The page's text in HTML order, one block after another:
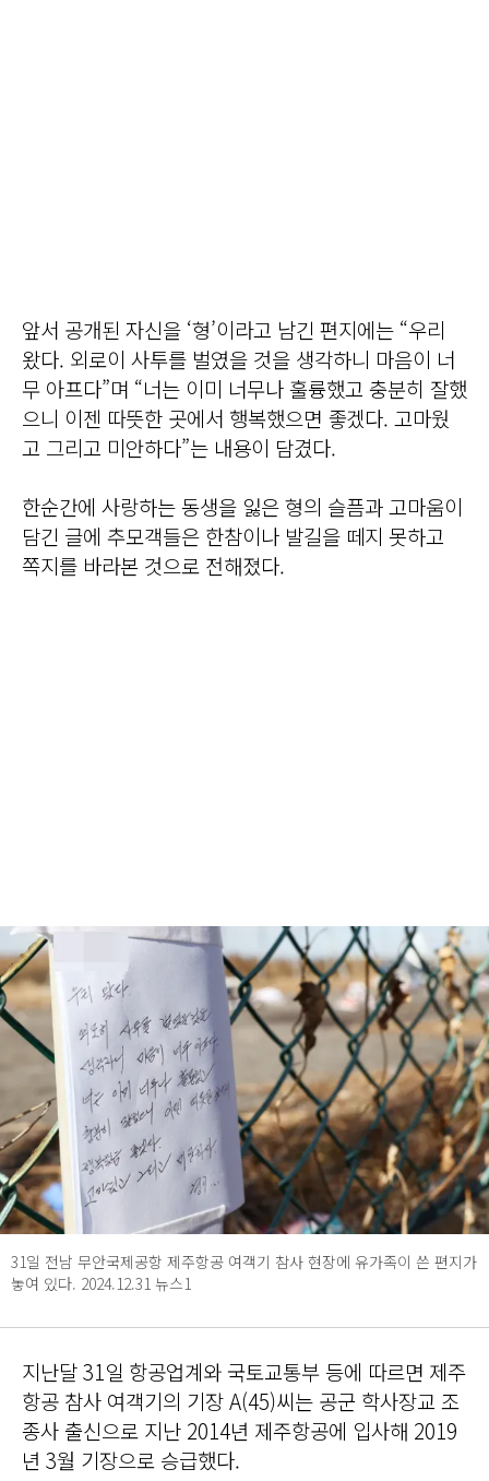
앞서 공개된 자신을 ‘형’이라고 남긴 편지에는 “우리
왔다. 외로이 사투를 벌였을 것을 생각하니 마음이 너
무 아프다”며 “너는 이미 너무나 훌륭했고 충분히 잘했
으니 이젠 따뜻한 곳에서 행복했으면 좋겠다. 고마웠
고 그리고 미안하다”는 내용이 담겼다.
한순간에 사랑하는 동생을 잃은 형의 슬픔과 고마움이
담긴 글에 추모객들은 한참이나 발길을 떼지 못하고
쪽지를 바라본 것으로 전해졌다.
31일 전남 무안국제공항 제주항공 여객기 참사 현장에 유가족이 쓴 편지가
놓여 있다. 2024.12.31 뉴스1
지난달 31일 항공업계와 국토교통부 등에 따르면 제주
항공 참사 여객기의 기장 A(45)씨는 공군 학사장교 조
종사 출신으로 지난 2014년 제주항공에 입사해 2019
년 3월 기장으로 승급했다.